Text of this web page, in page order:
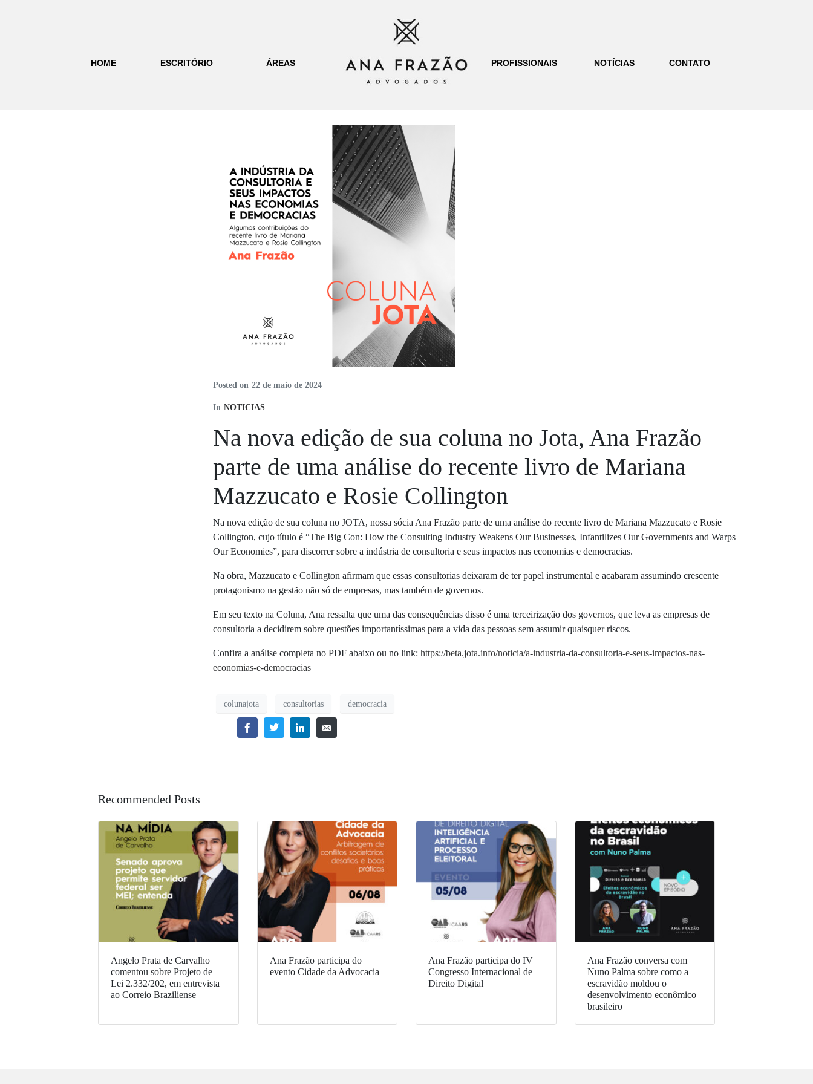
HOME ESCRITÓRIO ÁREAS PROFISSIONAIS NOTÍCIAS CONTATO
Posted on 22 de maio de 2024
In NOTICIAS
Na nova edição de sua coluna no Jota, Ana Frazão
parte de uma análise do recente livro de Mariana
Mazzucato e Rosie Collington
Na nova edição de sua coluna no JOTA, nossa sócia Ana Frazão parte de uma análise do recente livro de Mariana Mazzucato e Rosie
Collington, cujo título é “The Big Con: How the Consulting Industry Weakens Our Businesses, Infantilizes Our Governments and Warps
Our Economies”, para discorrer sobre a indústria de consultoria e seus impactos nas economias e democracias.
Na obra, Mazzucato e Collington afirmam que essas consultorias deixaram de ter papel instrumental e acabaram assumindo crescente
protagonismo na gestão não só de empresas, mas também de governos.
Em seu texto na Coluna, Ana ressalta que uma das consequências disso é uma terceirização dos governos, que leva as empresas de
consultoria a decidirem sobre questões importantíssimas para a vida das pessoas sem assumir quaisquer riscos.
Confira a análise completa no PDF abaixo ou no link: https://beta.jota.info/noticia/a-industria-da-consultoria-e-seus-impactos-nas-
economias-e-democracias
colunajota consultorias democracia
Recommended Posts
Angelo Prata de Carvalho
comentou sobre Projeto de
Lei 2.332/202, em entrevista
ao Correio Braziliense
Ana Frazão participa do
evento Cidade da Advocacia
Ana Frazão participa do IV
Congresso Internacional de
Direito Digital
Ana Frazão conversa com
Nuno Palma sobre como a
escravidão moldou o
desenvolvimento econômico
brasileiro